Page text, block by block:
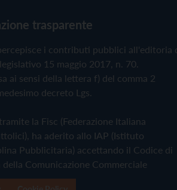
trasparente
i contributi pubblici all'editoria
15 maggio 2017, n. 70.
ai sensi della lettera f) del comma 2
decreto Lgs.
la Fisc (Federazione Italiana
ha aderito allo IAP (Istituto
Pubblicitaria) accettando il Codice di
Comunicazione Commerciale